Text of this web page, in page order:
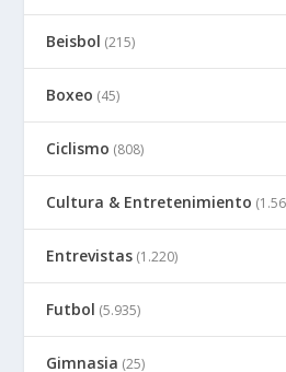
Beisbol (215)
Boxeo (45)
Ciclismo (808)
Cultura & Entretenimiento
Entrevistas (1.220)
Futbol (5.935)
Gimnasia (25)